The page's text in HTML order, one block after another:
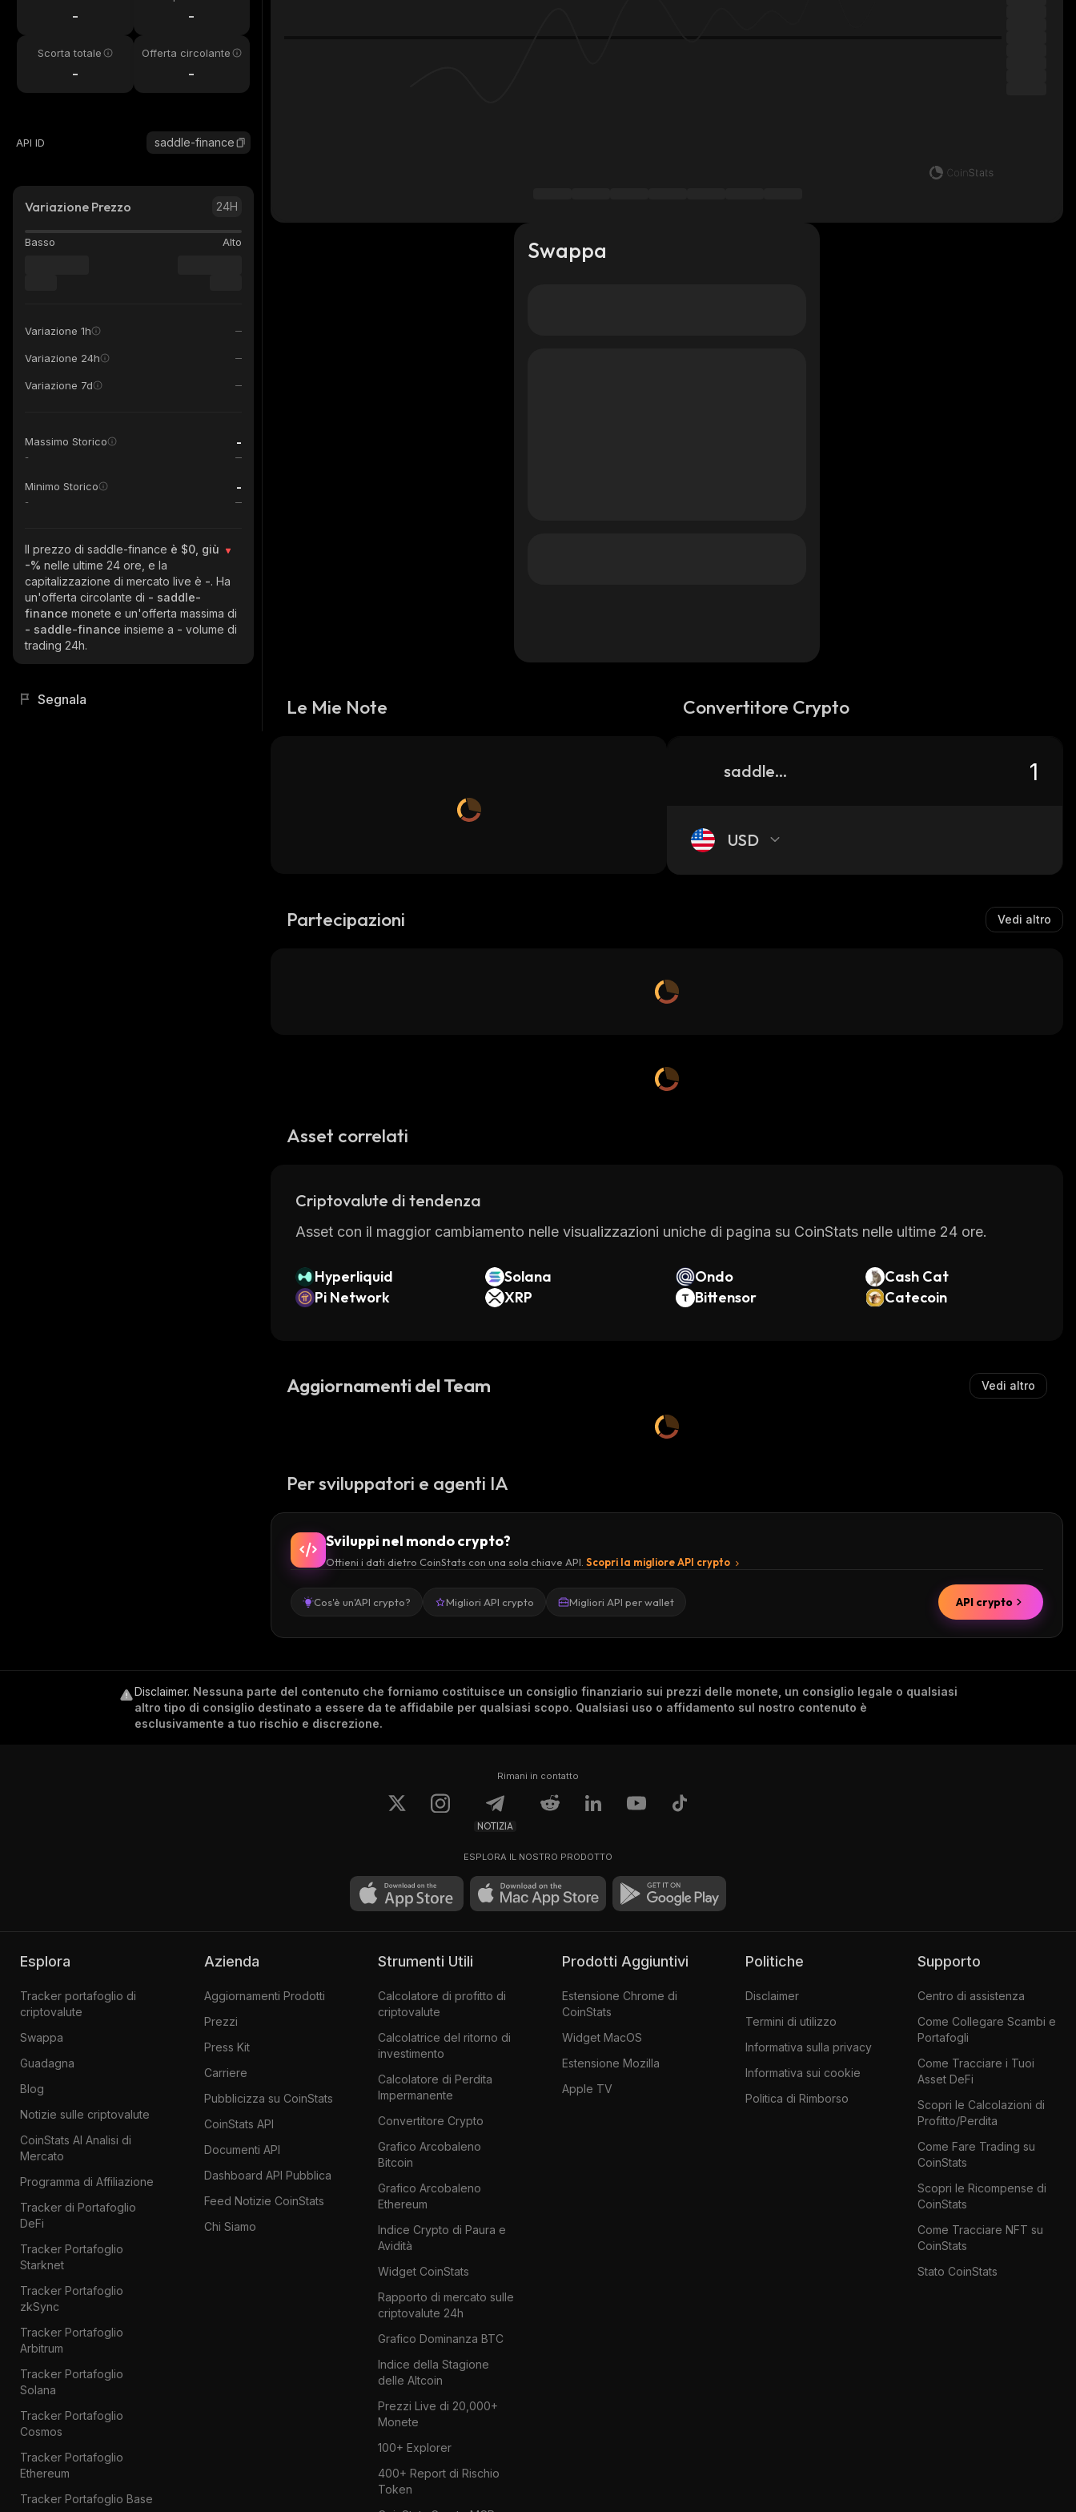
- -
Scorta totale
-
Offerta circolante
-
API ID saddle-finance
Variazione Prezzo 24H
Basso Alto
Variazione 1h
Variazione 24h
Variazione 7d
Massimo Storico -
-
Minimo Storico -
-
Il prezzo di saddle-finance è $0, giù
-% nelle ultime 24 ore, e la
capitalizzazione di mercato live è -. Ha
un'offerta circolante di - saddle-
finance monete e un'offerta massima di
- saddle-finance insieme a - volume di
trading 24h.
Segnala
Swappa
Le Mie Note Convertitore Crypto
saddle-finance
USD
Partecipazioni Vedi altro
Asset correlati
Criptovalute di tendenza
Asset con il maggior cambiamento nelle visualizzazioni uniche di pagina su CoinStats nelle ultime 24 ore.
Hyperliquid Solana Ondo
Cash Cat
Pi Network
XRP Bittensor Catecoin
Aggiornamenti del Team Vedi altro
Per sviluppatori e agenti IA
Sviluppi nel mondo crypto?
Ottieni i dati dietro CoinStats con una sola chiave API. Scopri la migliore API crypto
Cos'è un'API crypto? Migliori API crypto Migliori API per wallet API crypto
Disclaimer. Nessuna parte del contenuto che forniamo costituisce un consiglio finanziario sui prezzi delle monete, un consiglio legale o qualsiasi
altro tipo di consiglio destinato a essere da te affidabile per qualsiasi scopo. Qualsiasi uso o affidamento sul nostro contenuto è
esclusivamente a tuo rischio e discrezione.
Rimani in contatto
NOTIZIA
ESPLORA IL NOSTRO PRODOTTO
Esplora
Tracker portafoglio di
criptovalute
Swappa
Guadagna
Blog
Notizie sulle criptovalute
CoinStats AI Analisi di
Mercato
Programma di Affiliazione
Tracker di Portafoglio
DeFi
Tracker Portafoglio
Starknet
Tracker Portafoglio
zkSync
Tracker Portafoglio
Arbitrum
Tracker Portafoglio
Solana
Tracker Portafoglio
Cosmos
Tracker Portafoglio
Ethereum
Tracker Portafoglio Base
Azienda
Aggiornamenti Prodotti
Prezzi
Press Kit
Carriere
Pubblicizza su CoinStats
CoinStats API
Documenti API
Dashboard API Pubblica
Feed Notizie CoinStats
Chi Siamo
Strumenti Utili
Calcolatore di profitto di
criptovalute
Calcolatrice del ritorno di
investimento
Calcolatore di Perdita
Impermanente
Convertitore Crypto
Grafico Arcobaleno
Bitcoin
Grafico Arcobaleno
Ethereum
Indice Crypto di Paura e
Avidità
Widget CoinStats
Rapporto di mercato sulle
criptovalute 24h
Grafico Dominanza BTC
Indice della Stagione
delle Altcoin
Prezzi Live di 20,000+
Monete
100+ Explorer
400+ Report di Rischio
Token
Prodotti Aggiuntivi
Estensione Chrome di
CoinStats
Widget MacOS
Estensione Mozilla
Apple TV
Politiche
Disclaimer
Termini di utilizzo
Informativa sulla privacy
Informativa sui cookie
Politica di Rimborso
Supporto
Centro di assistenza
Come Collegare Scambi e
Portafogli
Come Tracciare i Tuoi
Asset DeFi
Scopri le Calcolazioni di
Profitto/Perdita
Come Fare Trading su
CoinStats
Scopri le Ricompense di
CoinStats
Come Tracciare NFT su
CoinStats
Stato CoinStats